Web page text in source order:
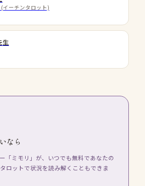
イーチンタロット)
生
なら
「ミモリ」が、いつでも無料であなたの
ロットで状況を読み解くこともできま